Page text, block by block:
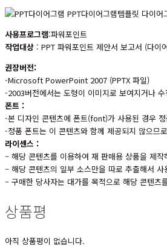
사용프로그램:파워포인트
작업대상 : PPT 파워포인트 제안서 보고서 (다이
권장버전:
-Microsoft PowerPoint 2007 (PPTX 파일)
-2003버전에서는 도형이 이미지로 보여지거나
폰트 :
-본 디자인 콘텐츠에 폰트(font)가 사용된 경우
-정품 폰트는 이 콘텐츠와 함께 제공되지 않으므
라이센스 :
– 해당 콘텐츠를 이용하여 재 판매용 상품을 제
– 해당 콘텐츠의 일부 소스만을 따로 추출해서 사
– 구매한 당사자는 대가를 목적으로 해당 콘텐츠
상품평
아직 상품평이 없습니다.